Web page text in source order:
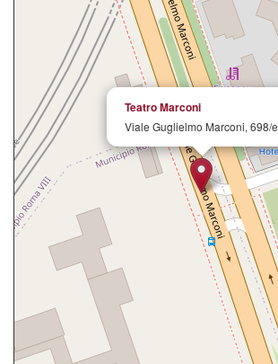
Teatro Marconi
Viale Guglielmo Marconi, 698/e